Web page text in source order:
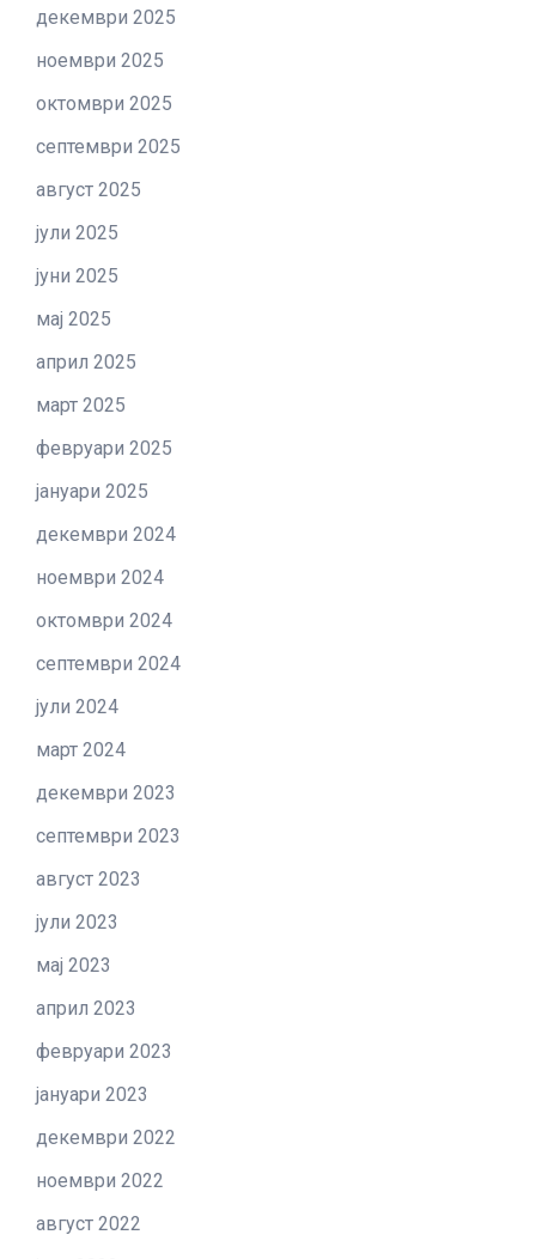
декември 2025
ноември 2025
октомври 2025
септември 2025
август 2025
јули 2025
јуни 2025
мај 2025
април 2025
март 2025
февруари 2025
јануари 2025
декември 2024
ноември 2024
октомври 2024
септември 2024
јули 2024
март 2024
декември 2023
септември 2023
август 2023
јули 2023
мај 2023
април 2023
февруари 2023
јануари 2023
декември 2022
ноември 2022
август 2022